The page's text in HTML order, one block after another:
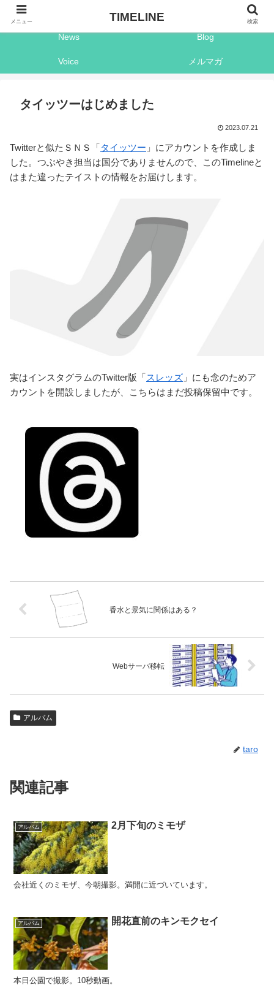
News Blog
Voice メルマガ
タイッツーはじめました
2023.07.21
Twitterと似たＳＮＳ「タイッツー 」にアカウントを作成しま
した。つぶやき担当は国分でありませんので、このTimelineと
はまた違ったテイストの情報をお届けします。
実はインスタグラムのTwitter版「スレッズ 」にも念のためア
カウントを開設しましたが、こちらはまだ投稿保留中です。
香水と景気に関係はある？
Webサーバ移転
アルバム
taro
関連記事
アルバム 2月下旬のミモザ
会社近くのミモザ、今朝撮影。満開に近づいています。
アルバム 開花直前のキンモクセイ
本日公園で撮影。10秒動画。
メニュー TIMELINE 検索